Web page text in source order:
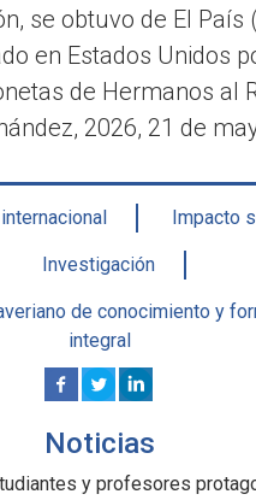
se obtuvo de El País
en Estados Unidos
de Hermanos al
2026, 21 de
Impacto
Investigación
de conocimiento y
integral
Noticias
y profesores